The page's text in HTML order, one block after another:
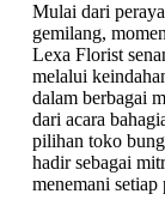
Mulai dari
gemilang,
Lexa Florist
melalui
dalam berbagai
dari acara
pilihan toko
hadir sebagai
menemani